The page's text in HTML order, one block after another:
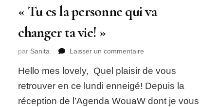
« Tu es la personne qui va
changer ta vie! »
par Sanita Laisser un commentaire
es
la
personne
qui
Hello mes lovely, Quel plaisir de vous
retrouver en ce lundi enneigé! Depuis la
réception de l’Agenda WouaW dont je vous